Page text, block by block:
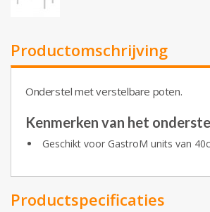
Productomschrijving
Onderstel met verstelbare poten.
Kenmerken van het onderstel
Geschikt voor GastroM units van
Productspecificaties